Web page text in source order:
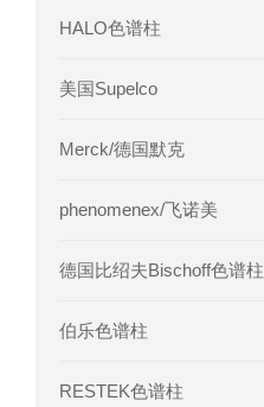
HALO色谱柱
美国Supelco
Merck/德国默克
phenomenex/飞诺美
德国比绍夫Bischoff色谱柱
伯乐色谱柱
RESTEK色谱柱